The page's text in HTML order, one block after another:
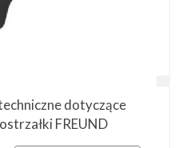
dotyczące
FREUND